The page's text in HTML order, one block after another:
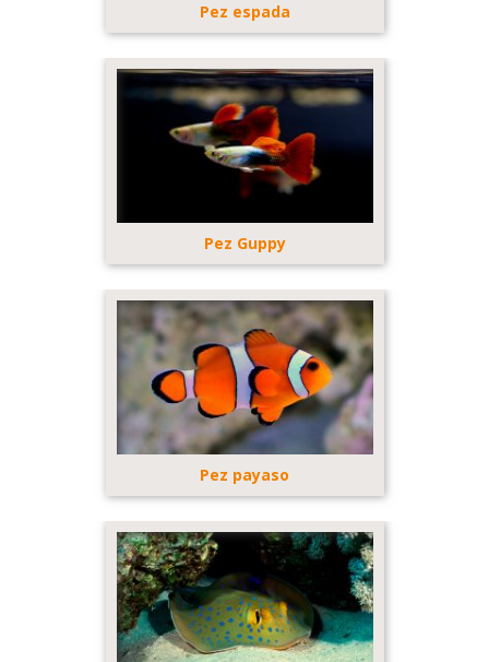
Pez espada
Pez Guppy
Pez payaso